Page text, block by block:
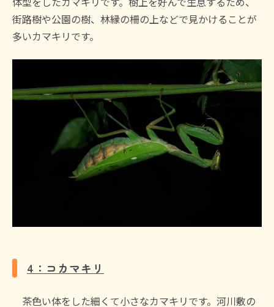
街路樹や公園の樹、林縁の柵の上などで見かけることが
多いカマキリです。
4：コカマキリ
茶色い体をした細くて小さなカマキリです。河川敷の